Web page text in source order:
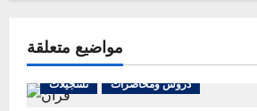
a
v
مواضيع متعلقة
تسجيلات دروس ومحاضرات